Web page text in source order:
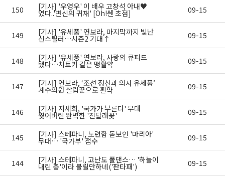
150 [기사] '우영우' 이 배우 고창석 아내♥︎
였다..'변신의 귀재' [Oh!쎈 초점] 09-15
149 [기사] '유세풍' 연보라, 마지막까지 빛난
신스틸러…시즌2 기대↑ 09-15
148 [기사] '유세풍' 연보라, 사랑의 큐피드
됐다…치트키 같은 맹활약 09-15
147 [기사] 연보라, ‘조선 정신과 의사 유세풍’
계수의원 살림꾼으로 활약 09-15
146 [기사] 지세희, '국가가 부른다' 무대
찢어버린 완벽한 '진달래꽃' 09-15
145 [기사] 스테파니, 노련함 돋보인 '마리아'
무대… '국가부' 접수 09-15
144 [기사] 스테파니, 고난도 폴댄스… '하늘이
내린 춤'이라 불릴만하네('판타패') 09-15